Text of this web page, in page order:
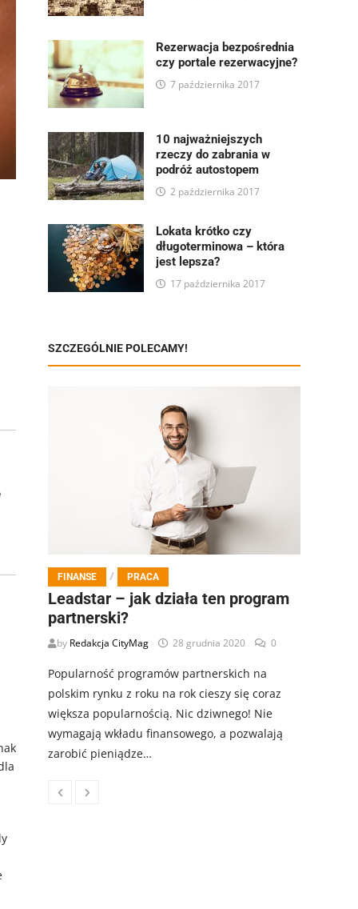
Rezerwacja bezpośrednia
czy portale rezerwacyjne?
7 października 2017
10 najważniejszych
rzeczy do zabrania w
podróż autostopem
2 października 2017
Lokata krótko czy
długoterminowa – która
jest lepsza?
17 października 2017
SZCZEGÓLNIE POLECAMY!
FINANSE / PRACA
Leadstar – jak działa ten program
partnerski?
by Redakcja CityMag 28 grudnia 2020 0
Popularność programów partnerskich na
polskim rynku z roku na rok cieszy się coraz
większa popularnością. Nic dziwnego! Nie
wymagają wkładu finansowego, a pozwalają
zarobić pieniądze…